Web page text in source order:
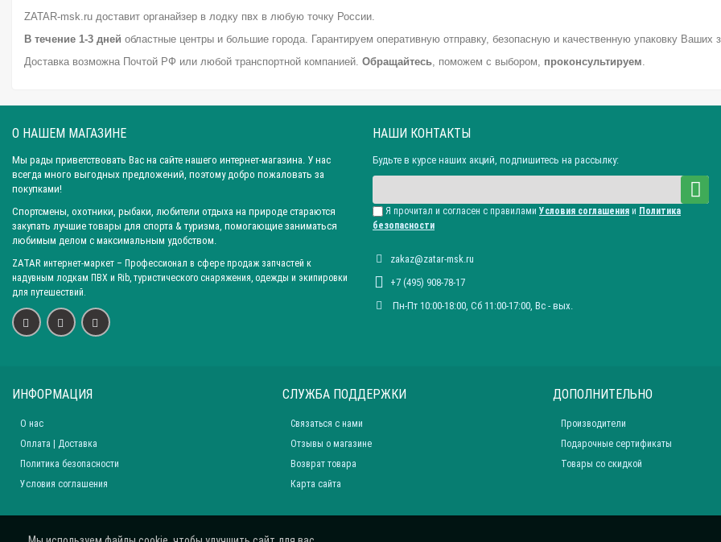
ZATAR-msk.ru доставит органайзер в лодку пвх в любую точку России.
В течение 1-3 дней областные центры и большие города. Гарантируем оперативную отправку, безопасную и качественную упаковку Ваших
Доставка возможна Почтой РФ или любой транспортной компанией. Обращайтесь , поможем с выбором, проконсультируем
О НАШЕМ МАГАЗИНЕ
Мы рады приветствовать Вас на сайте нашего интернет-магазина. У нас
всегда много выгодных предложений, поэтому добро пожаловать за
покупками!
Спортсмены, охотники, рыбаки, любители отдыха на природе стараются
закупать лучшие товары для спорта & туризма, помогающие заниматься
любимым делом с максимальным удобством.
ZATAR интернет-маркет – Профессионал в сфере продаж запчастей к
надувным лодкам ПВХ и Rib, туристического снаряжения, одежды и экипировки
для путешествий.
НАШИ КОНТАКТЫ
Будьте в курсе наших акций, подпишитесь на рассылку:
Я прочитал и согласен с правилами Условия соглашения и Политика
безопасности
zakaz@zatar-msk.ru
+7 (495) 908-78-17
Пн-Пт 10:00-18:00, Сб 11:00-17:00, Вc - вых.
ИНФОРМАЦИЯ
О нас
Оплата | Доставка
Политика безопасности
Условия соглашения
СЛУЖБА ПОДДЕРЖКИ
Связаться с нами
Отзывы о магазине
Возврат товара
Карта сайта
ДОПОЛНИТЕЛЬНО
Производители
Подарочные сертификаты
Товары со скидкой